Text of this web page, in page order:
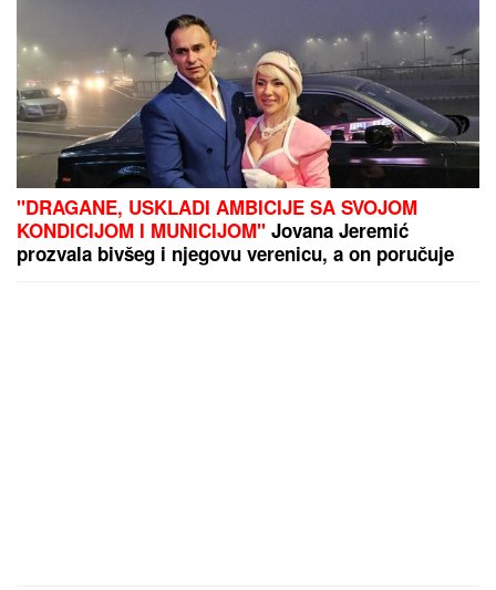
"DRAGANE, USKLADI AMBICIJE SA SVOJOM
KONDICIJOM I MUNICIJOM" Jovana Jeremić
prozvala bivšeg i njegovu verenicu, a on poručuje